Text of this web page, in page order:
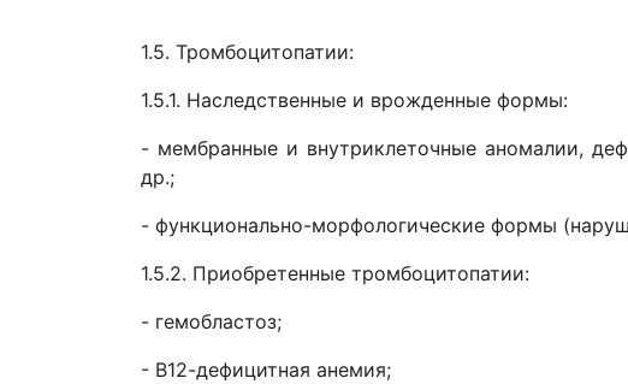
1.5. Тромбоцитопатии:
1.5.1. Наследственные и врожденные формы:
- мембранные и внутриклеточные аномалии,
др.;
- функционально-морфологические формы
1.5.2. Приобретенные тромбоцитопатии:
- гемобластоз;
- В12-дефицитная анемия;